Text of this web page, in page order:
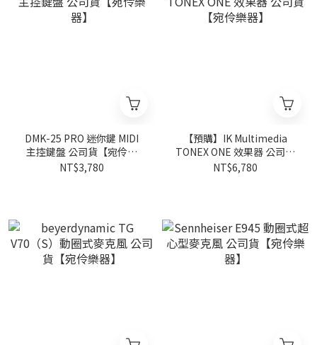
DMK-25 PRO 迷你鍵 MIDI
主控鍵盤 公司貨【宛伶樂
器】
NT$3,780
【預購】IK Multimedia
TONEX ONE 效果器 公司貨
【宛伶樂器】
NT$6,780